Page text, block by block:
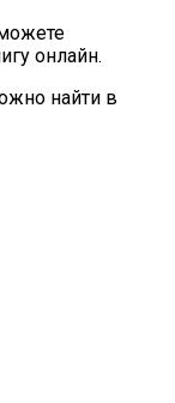
онлайн.
найти в